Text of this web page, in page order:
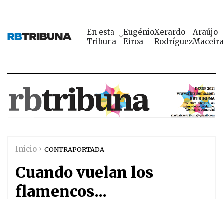
En esta
Tribuna
Eugénio
Eiroa
Xerardo
Rodríguez
Araújo
Maceira
Inicio CONTRAPORTADA
Cuando vuelan los
flamencos...